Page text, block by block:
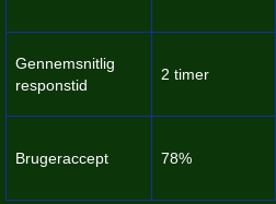
Gennemsnitlig
responstid
2 timer
Brugeraccept 78%